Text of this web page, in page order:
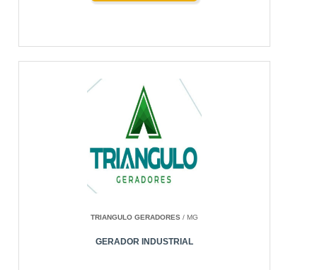
TRIANGULO GERADORES / MG
GERADOR INDUSTRIAL